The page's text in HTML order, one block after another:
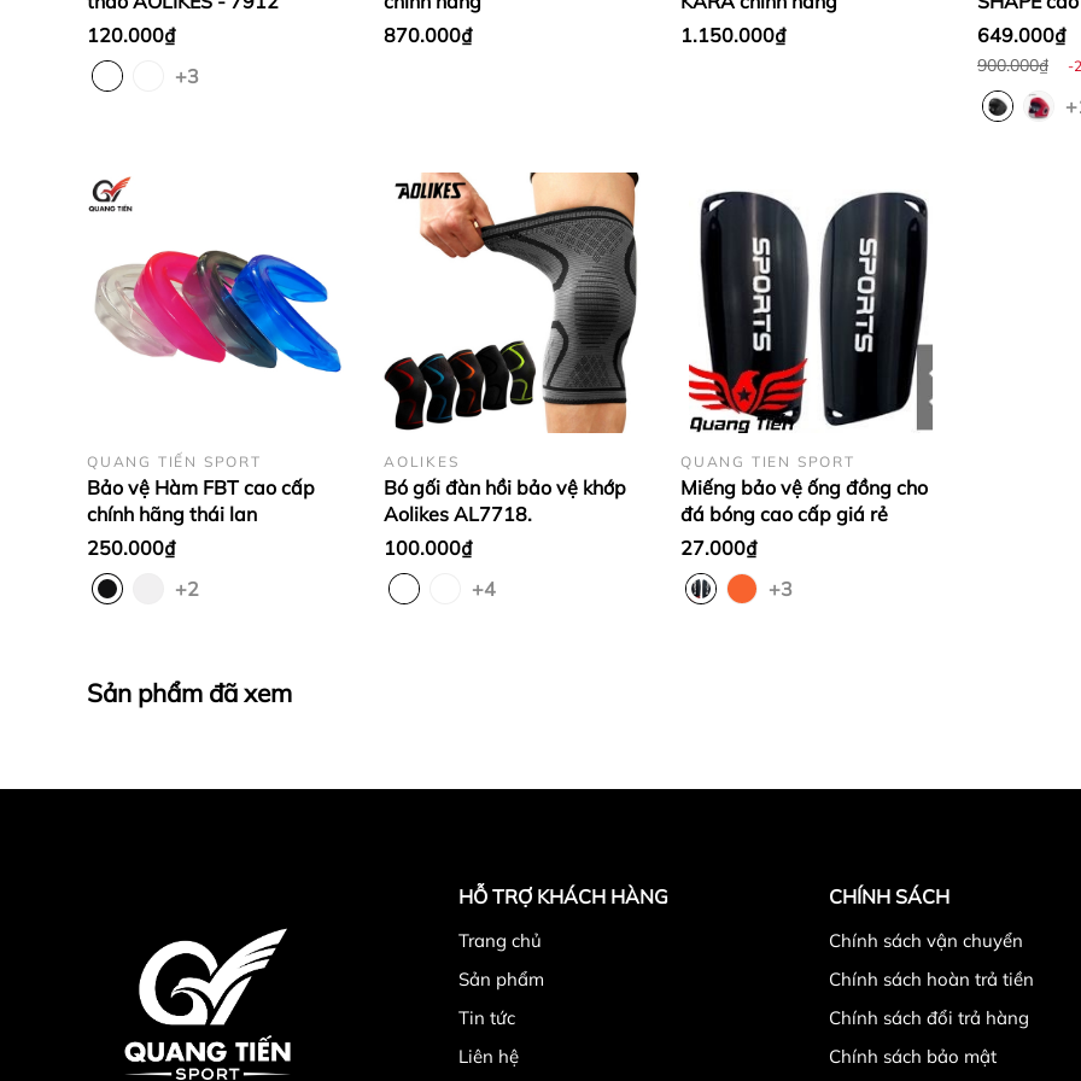
3.Địa chỉ mua hàng cao cấp chính hãng tại Hà Nội
120.000₫
+3
870.000₫
1.150.000₫
649.000₫
900.000₫ -
QUANG TIẾN SPORT
Bảo vệ Hàm FBT cao cấp
chính hãng thái lan
250.000₫
+2
AOLIKES
Bó gối đàn hồi bảo vệ khớp
Aolikes AL7718.
100.000₫
+4
QUANG TIEN SPORT
Miếng bảo vệ ống đồng cho
đá bóng cao cấp giá rẻ
27.000₫
+3
Sản phẩm đã xem
HỖ TRỢ KHÁCH HÀNG
Trang chủ
Sản phẩm
Tin tức
Liên hệ
CHÍNH SÁCH
Chính sách vận chuyển
Chính sách hoàn trả tiền
Chính sách đổi trả hàng
Chính sách bảo mật